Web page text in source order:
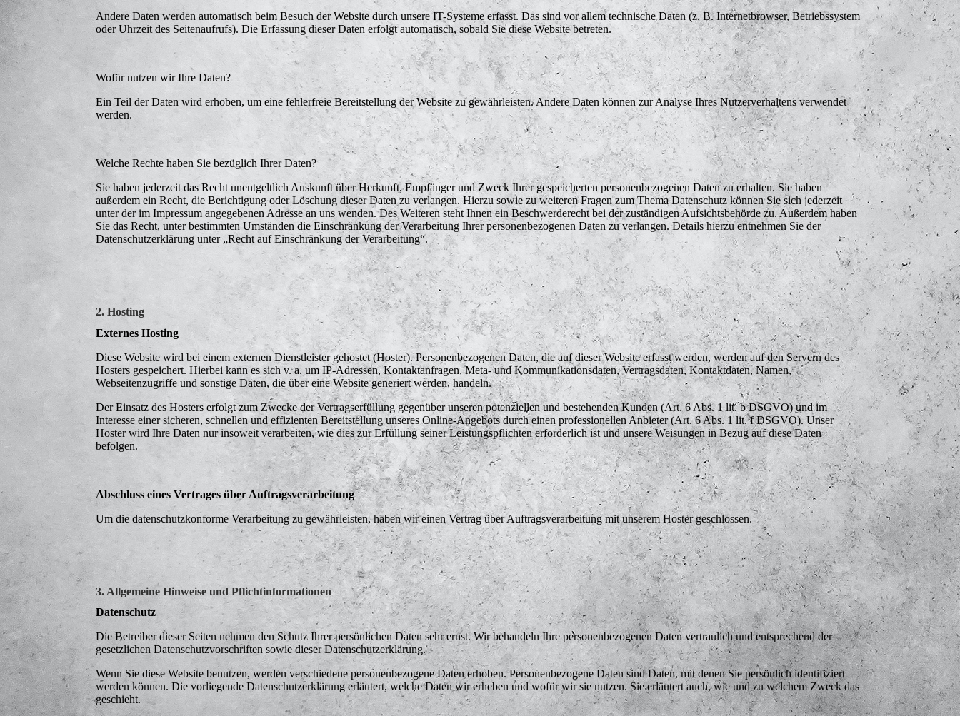
Andere Daten werden automatisch beim Besuch der Website durch unsere IT-Systeme erfasst. Das sind vor allem technische Daten (z. B. Internetbrowser, Betriebssystem
oder Uhrzeit des Seitenaufrufs). Die Erfassung dieser Daten erfolgt automatisch, sobald Sie diese Website betreten.
Wofür nutzen wir Ihre Daten?
Ein Teil der Daten wird erhoben, um eine fehlerfreie Bereitstellung der Website zu gewährleisten. Andere Daten können zur Analyse Ihres Nutzerverhaltens verwendet
werden.
Welche Rechte haben Sie bezüglich Ihrer Daten?
Sie haben jederzeit das Recht unentgeltlich Auskunft über Herkunft, Empfänger und Zweck Ihrer gespeicherten personenbezogenen Daten zu erhalten. Sie haben
außerdem ein Recht, die Berichtigung oder Löschung dieser Daten zu verlangen. Hierzu sowie zu weiteren Fragen zum Thema Datenschutz können Sie sich jederzeit
unter der im Impressum angegebenen Adresse an uns wenden. Des Weiteren steht Ihnen ein Beschwerderecht bei der zuständigen Aufsichtsbehörde zu. Außerdem haben
Sie das Recht, unter bestimmten Umständen die Einschränkung der Verarbeitung Ihrer personenbezogenen Daten zu verlangen. Details hierzu entnehmen Sie der
Datenschutzerklärung unter „Recht auf Einschränkung der Verarbeitung“.
2. Hosting
Externes Hosting
Diese Website wird bei einem externen Dienstleister gehostet (Hoster). Personenbezogenen Daten, die auf dieser Website erfasst werden, werden auf den Servern des
Hosters gespeichert. Hierbei kann es sich v. a. um IP-Adressen, Kontaktanfragen, Meta- und Kommunikationsdaten, Vertragsdaten, Kontaktdaten, Namen,
Webseitenzugriffe und sonstige Daten, die über eine Website generiert werden, handeln.
Der Einsatz des Hosters erfolgt zum Zwecke der Vertragserfüllung gegenüber unseren potenziellen und bestehenden Kunden (Art. 6 Abs. 1 lit. b DSGVO) und im
Interesse einer sicheren, schnellen und effizienten Bereitstellung unseres Online-Angebots durch einen professionellen Anbieter (Art. 6 Abs. 1 lit. f DSGVO). Unser
Hoster wird Ihre Daten nur insoweit verarbeiten, wie dies zur Erfüllung seiner Leistungspflichten erforderlich ist und unsere Weisungen in Bezug auf diese Daten
befolgen.
Abschluss eines Vertrages über Auftragsverarbeitung
Um die datenschutzkonforme Verarbeitung zu gewährleisten, haben wir einen Vertrag über Auftragsverarbeitung mit unserem Hoster geschlossen.
3. Allgemeine Hinweise und Pflichtinformationen
Datenschutz
Die Betreiber dieser Seiten nehmen den Schutz Ihrer persönlichen Daten sehr ernst. Wir behandeln Ihre personenbezogenen Daten vertraulich und entsprechend der
gesetzlichen Datenschutzvorschriften sowie dieser Datenschutzerklärung.
Wenn Sie diese Website benutzen, werden verschiedene personenbezogene Daten erhoben. Personenbezogene Daten sind Daten, mit denen Sie persönlich identifiziert
werden können. Die vorliegende Datenschutzerklärung erläutert, welche Daten wir erheben und wofür wir sie nutzen. Sie erläutert auch, wie und zu welchem Zweck das
geschieht.